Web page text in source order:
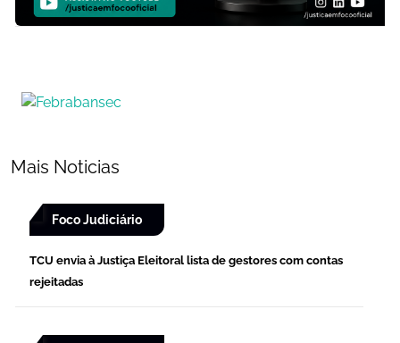
Mais Noticias
Foco Judiciário
TCU envia à Justiça Eleitoral lista de gestores com contas
rejeitadas